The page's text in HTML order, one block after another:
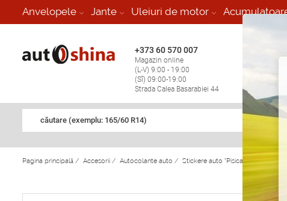
Anvelopele Jante Uleiuri de motor
+373 60 570 007
Magazin online
(L-V) 9:00 - 19:00
(Sî) 09:00-19:00
Strada Calea Basarabiei 44
căutare (exemplu: 165/60 R14)
Pagina principală / Accesorii / Autocolante auto / Stickere auto "Pisica nebună/